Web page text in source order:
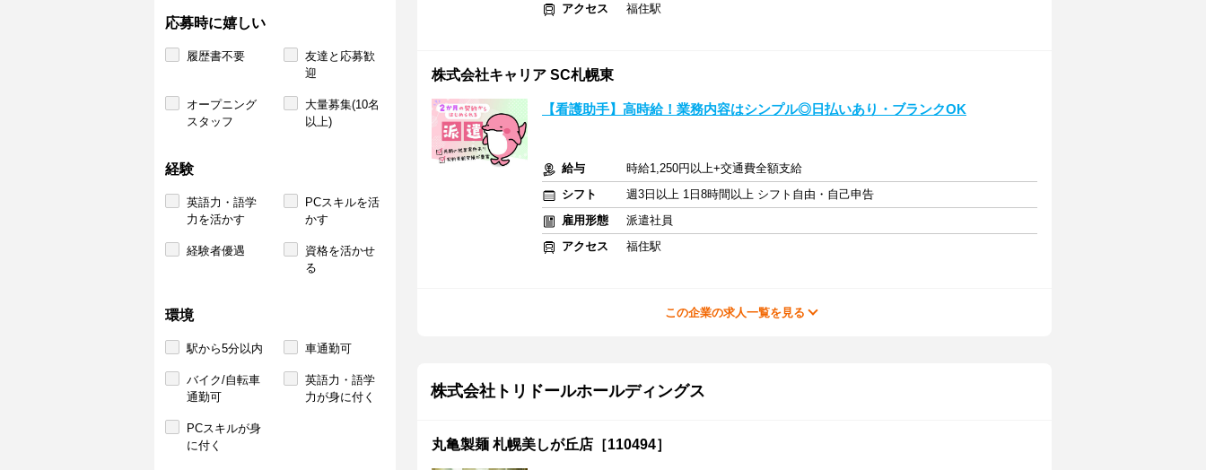
応募時に嬉しい
履歴書不要
友達と応募歓
迎
オープニング
スタッフ
大量募集(10名
以上)
経験
英語力・語学
力を活かす
PCスキルを活
かす
経験者優遇
資格を活かせ
る
環境
駅から5分以内 車通勤可
バイク/自転車
通勤可
英語力・語学
力が身に付く
PCスキルが身
に付く
アクセス
福住駅
株式会社キャリア SC札幌東
【看護助手】高時給！業務内容はシンプル◎日払いあり・ブランクOK
給与
時給1,250円以上+交通費全額支給
シフト
週3日以上 1日8時間以上 シフト自由・自己申告
雇用形態
派遣社員
アクセス
福住駅
この企業の求人一覧を見る
株式会社トリドールホールディングス
丸亀製麺 札幌美しが丘店［110494］